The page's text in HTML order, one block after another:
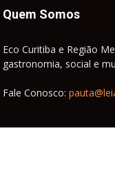
Quem Somos
Eco Curitiba e Região
gastronomia, social e
Fale Conosco: